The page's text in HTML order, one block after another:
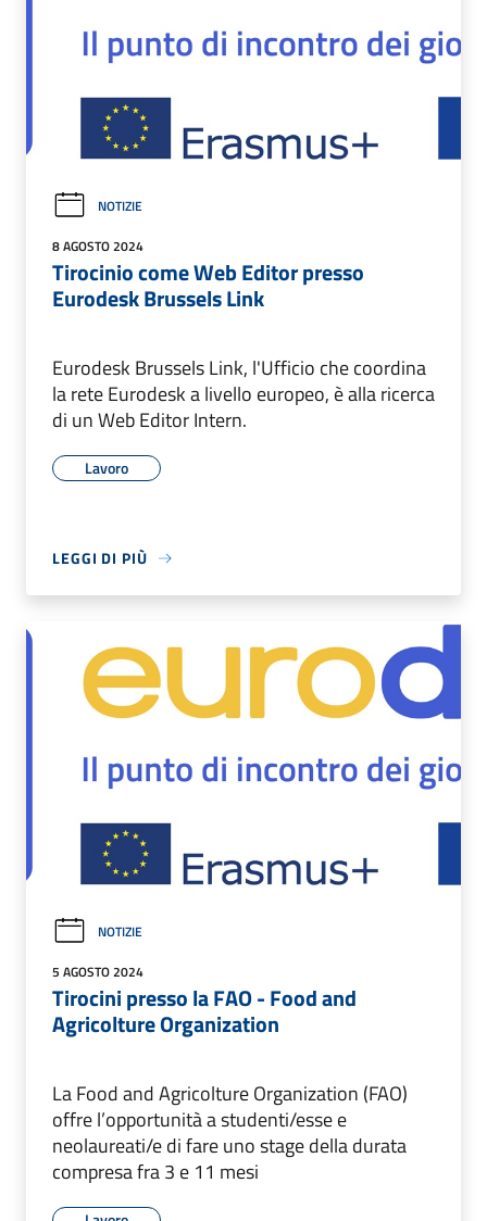
NOTIZIE
8 AGOSTO 2024
Tirocinio come Web Editor presso
Eurodesk Brussels Link
Eurodesk Brussels Link, l'Ufficio che coordina
la rete Eurodesk a livello europeo, è alla ricerca
di un Web Editor Intern.
Lavoro
LEGGI DI PIÙ
NOTIZIE
5 AGOSTO 2024
Tirocini presso la FAO - Food and
Agricolture Organization
La Food and Agricolture Organization (FAO)
offre l’opportunità a studenti/esse e
neolaureati/e di fare uno stage della durata
compresa fra 3 e 11 mesi